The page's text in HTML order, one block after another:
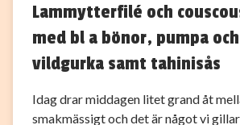
Lammytterfilé och
med bl a bönor, pumpa
vildgurka samt tahinisås
Idag drar middagen litet grand åt
smakmässigt och det är något vi